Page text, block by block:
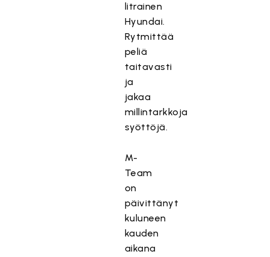
litrainen
Hyundai.
Rytmittää
peliä
taitavasti
ja
jakaa
millintarkkoja
syöttöjä.
M-
Team
on
päivittänyt
kuluneen
kauden
aikana